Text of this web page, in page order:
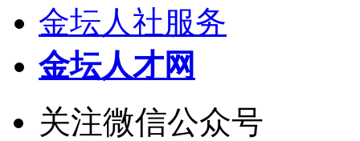
金坛人社服务
金坛人才网
关注微信公众号